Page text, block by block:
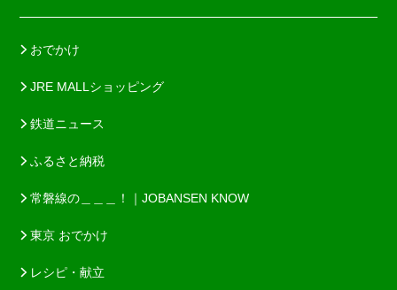
おでかけ
JRE MALLショッピング
鉄道ニュース
ふるさと納税
常磐線の＿＿＿！｜JOBANSEN KNOW
東京 おでかけ
レシピ・献立